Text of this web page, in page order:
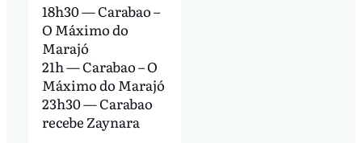
18h30 — Carabao –
O Máximo do
Marajó
21h — Carabao – O
Máximo do Marajó
23h30 — Carabao
recebe Zaynara